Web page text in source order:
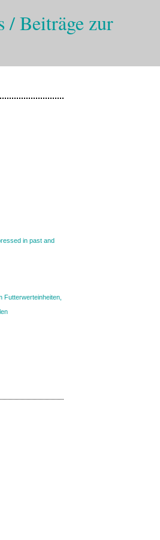
/ Beiträge zur
in past and
Futterwerteinheiten,